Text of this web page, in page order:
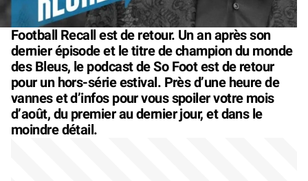
Football Recall est de retour. Un an après son
dernier épisode et le titre de champion du monde
des Bleus, le podcast de So Foot est de retour
pour un hors-série estival. Près d’une heure de
vannes et d’infos pour vous spoiler votre mois
d’août, du premier au dernier jour, et dans le
moindre détail.